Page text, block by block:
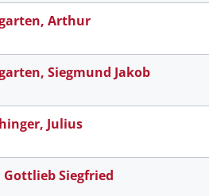
Arthur
Siegmund Jakob
Julius
Gottlieb Siegfried